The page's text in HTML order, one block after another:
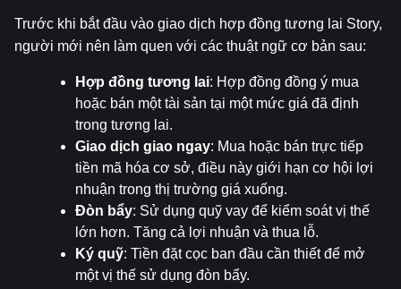
Trước khi bắt đầu vào giao dịch hợp đồng tương lai Story,
người mới nên làm quen với các thuật ngữ cơ bản sau:
Hợp đồng tương lai: Hợp đồng đồng ý mua
hoặc bán một tài sản tại một mức giá đã định
trong tương lai.
Giao dịch giao ngay: Mua hoặc bán trực tiếp
tiền mã hóa cơ sở, điều này giới hạn cơ hội lợi
nhuận trong thị trường giá xuống.
Đòn bẩy: Sử dụng quỹ vay để kiểm soát vị thế
lớn hơn. Tăng cả lợi nhuận và thua lỗ.
Ký quỹ: Tiền đặt cọc ban đầu cần thiết để mở
một vị thế sử dụng đòn bẩy.